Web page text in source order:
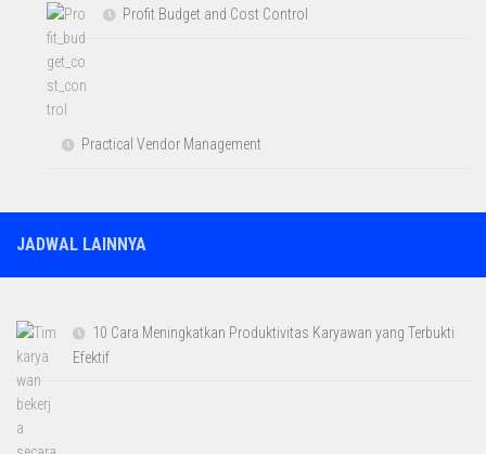
Profit Budget and Cost Control
Practical Vendor Management
JADWAL LAINNYA
10 Cara Meningkatkan Produktivitas Karyawan yang Terbukti
Efektif